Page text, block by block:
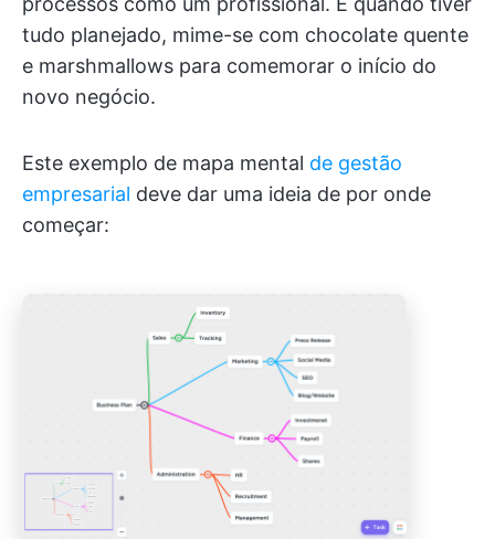
tudo planejado, mime-se com chocolate quente
e marshmallows para comemorar o início do
novo negócio.
Este exemplo de mapa mental de gestão
empresarial deve dar uma ideia de por onde
começar: